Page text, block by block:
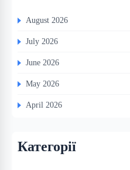
August 2026
July 2026
June 2026
May 2026
April 2026
Категорії